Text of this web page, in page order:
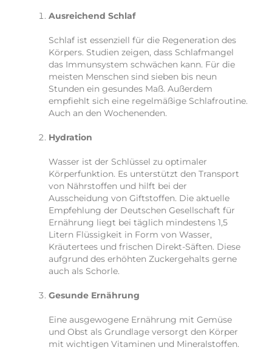
Ausreichend Schlaf
Schlaf ist essenziell für die Regeneration des
Körpers. Studien zeigen, dass Schlafmangel
das Immunsystem schwächen kann. Für die
meisten Menschen sind sieben bis neun
Stunden ein gesundes Maß. Außerdem
empfiehlt sich eine regelmäßige Schlafroutine.
Auch an den Wochenenden.
Hydration
Wasser ist der Schlüssel zu optimaler
Körperfunktion. Es unterstützt den Transport
von Nährstoffen und hilft bei der
Ausscheidung von Giftstoffen. Die aktuelle
Empfehlung der Deutschen Gesellschaft für
Ernährung liegt bei täglich mindestens 1,5
Litern Flüssigkeit in Form von Wasser,
Kräutertees und frischen Direkt-Säften. Diese
aufgrund des erhöhten Zuckergehalts gerne
auch als Schorle.
Gesunde Ernährung
Eine ausgewogene Ernährung mit Gemüse
und Obst als Grundlage versorgt den Körper
mit wichtigen Vitaminen und Mineralstoffen.